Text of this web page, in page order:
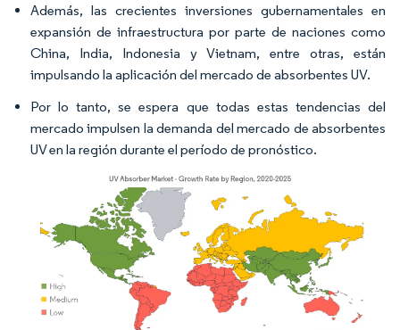
Además, las crecientes inversiones gubernamentales en
expansión de infraestructura por parte de naciones como
China, India, Indonesia y Vietnam, entre otras, están
impulsando la aplicación del mercado de absorbentes UV.
Por lo tanto, se espera que todas estas tendencias del
mercado impulsen la demanda del mercado de absorbentes
UV en la región durante el período de pronóstico.